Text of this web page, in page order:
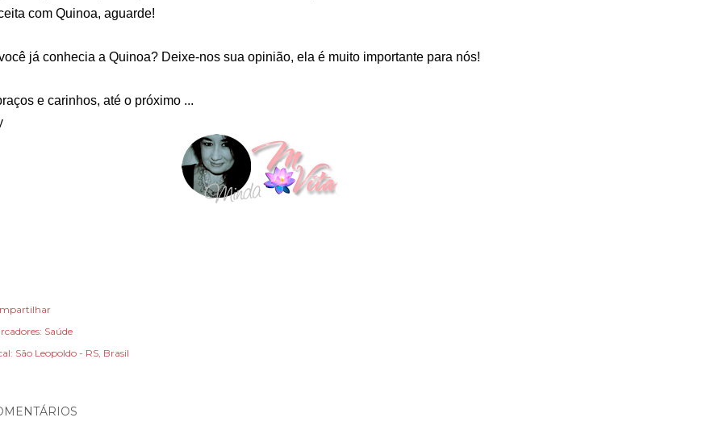
com Quinoa, aguarde!
já conhecia a Quinoa? Deixe-nos sua opinião, ela é muito importante para nós!
e carinhos, até o próximo ...
Saúde
São Leopoldo - RS, Brasil